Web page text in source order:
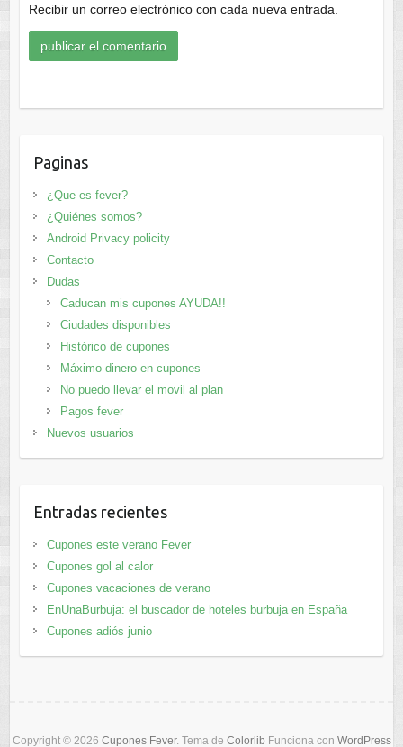
Recibir un correo electrónico con cada nueva entrada.
Paginas
¿Que es fever?
¿Quiénes somos?
Android Privacy policity
Contacto
Dudas
Caducan mis cupones AYUDA!!
Ciudades disponibles
Histórico de cupones
Máximo dinero en cupones
No puedo llevar el movil al plan
Pagos fever
Nuevos usuarios
Entradas recientes
Cupones este verano Fever
Cupones gol al calor
Cupones vacaciones de verano
EnUnaBurbuja: el buscador de hoteles burbuja en España
Cupones adiós junio
Copyright © 2026 Cupones Fever. Tema de Colorlib Funciona con WordPress